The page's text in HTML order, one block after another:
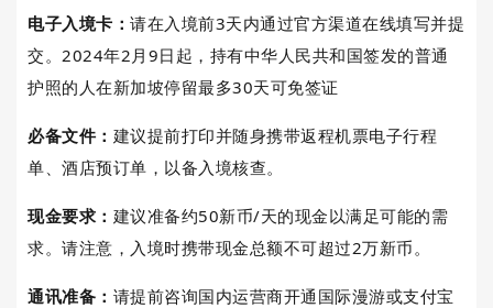
电子入境卡：请在入境前3天内通过官方渠道在线填写并提
交。2024年2月9日起，持有中华人民共和国签发的普通
护照的人在新加坡停留最多30天可免签证
必备文件： 建议提前打印并随身携带返程机票电子行程
单、酒店预订单，以备入境核查。
现金要求： 建议准备约50新币/天的现金以满足可能的需
求。请注意，入境时携带现金总额不可超过2万新币。
通讯准备： 请提前咨询国内运营商开通国际漫游或支付宝